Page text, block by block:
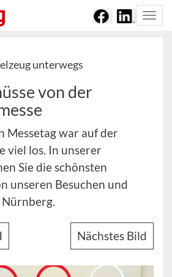
unterwegs
von der
Messetag war auf der
viel los. In unserer
Sie die schönsten
unseren Besuchen und
Nürnberg.
Nächstes Bild